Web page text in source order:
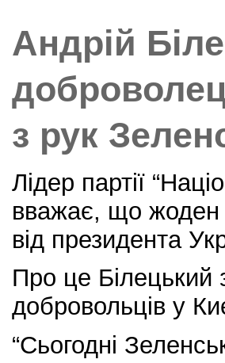
o
k
Андрій
з рук
Лідер партії
вважає, що жоден
від президента
Про це Білецький
добровольців у
“Сьогодні